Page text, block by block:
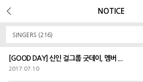
NOTICE
SINGERS (216)
[GOOD DAY] 신인 걸그룹 굿데이, 멤버 ...
2017.07.10